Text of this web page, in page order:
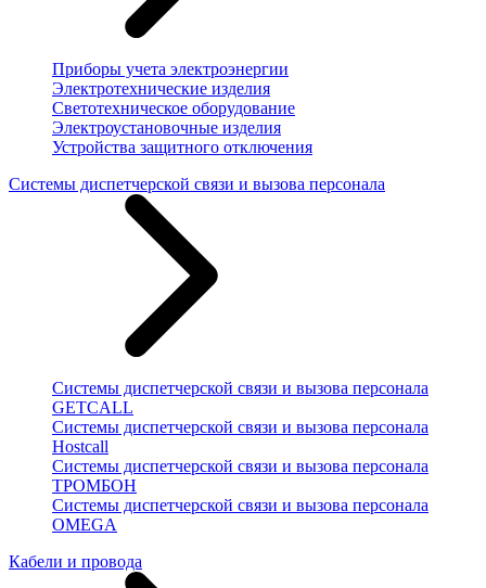
Приборы учета электроэнергии
Электротехнические изделия
Светотехническое оборудование
Электроустановочные изделия
Устройства защитного отключения
Системы диспетчерской связи и вызова персонала
Системы диспетчерской связи и вызова персонала
GETCALL
Системы диспетчерской связи и вызова персонала
Hostcall
Системы диспетчерской связи и вызова персонала
ТРОМБОН
Системы диспетчерской связи и вызова персонала
OMEGA
Кабели и провода